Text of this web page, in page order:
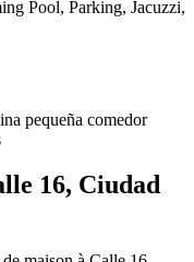
Pool, Parking, Jacuzzi,
pequeña comedor
16, Ciudad